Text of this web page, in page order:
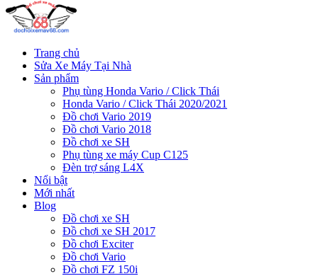
Trang chủ
Sửa Xe Máy Tại Nhà
Sản phẩm
Phụ tùng Honda Vario / Click Thái
Honda Vario / Click Thái 2020/2021
Đồ chơi Vario 2019
Đồ chơi Vario 2018
Đồ chơi xe SH
Phụ tùng xe máy Cup C125
Đèn trợ sáng L4X
Nổi bật
Mới nhất
Blog
Đồ chơi xe SH
Đồ chơi xe SH 2017
Đồ chơi Exciter
Đồ chơi Vario
Đồ chơi FZ 150i